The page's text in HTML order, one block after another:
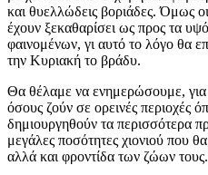
και θυελλώδεις βοριάδες. Όμως
έχουν ξεκαθαρίσει ως προς τα
φαινομένων, γι αυτό το λόγο θα
την Κυριακή το βράδυ.
Θα θέλαμε να ενημερώσουμε, για
όσους ζούν σε ορεινές περιοχές
δημιουργηθούν τα περισσότερα
μεγάλες ποσότητες χιονιού που
αλλά και φροντίδα των ζώων τους.